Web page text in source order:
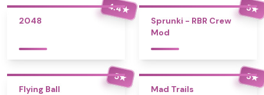
4.4★
2048
5★
Sprunki - RBR Crew
Mod
5★
Flying Ball
5★
Mad Trails